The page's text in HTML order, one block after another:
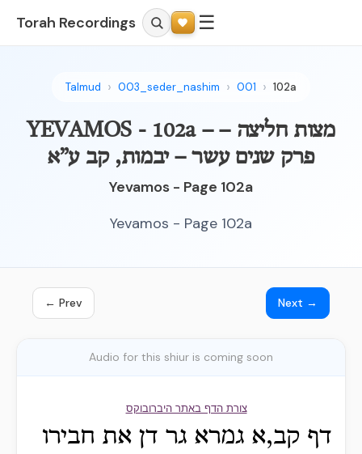
Torah Recordings ☰
Talmud 003_seder_nashim 001 102a
YEVAMOS - 102a – מצות חליצה –
פרק שנים עשר – יבמות, קב ע”א
Yevamos - Page 102a
Yevamos - Page 102a
← Prev Next →
Audio for this shiur is coming soon
צורת הדף באתר היברובוקס
דף קב,א גמרא גר דן את חבירו